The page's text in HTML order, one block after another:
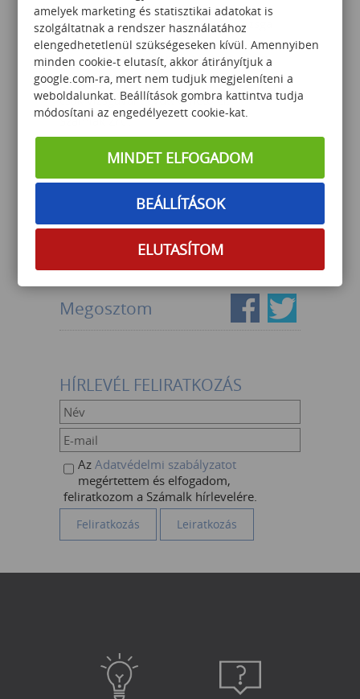
1 évig érvényes hivatalos
Peoplecert által biztosított vizsga
voucher
online proctoring a vizsga során
A vizsga csak tanfolyammal, a tanfolyam
csak vizsgával együtt érhető el!
Számlak Zrt .
VISSZA AZ ELŐZŐ OLDALRA
Megosztom
HÍRLEVÉL FELIRATKOZÁS
Az Adatvédelmi szabályzatot
megértettem és elfogadom,
feliratkozom a Számalk hírlevelére.
amelyek marketing és statisztikai adatokat is
szolgáltatnak a rendszer használatához
elengedhetetlenül szükségeseken kívül. Amennyiben
minden cookie-t elutasít, akkor átirányítjuk a
google.com-ra, mert nem tudjuk megjeleníteni a
weboldalunkat. Beállítások gombra kattintva tudja
módosítani az engedélyezett cookie-kat.
MINDET ELFOGADOM
BEÁLLÍTÁSOK
ELUTASÍTOM